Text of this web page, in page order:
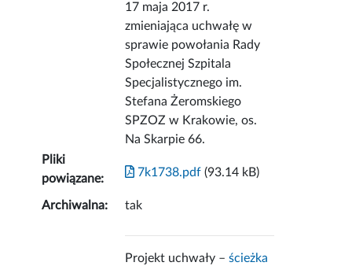
17 maja 2017 r.
zmieniająca uchwałę w
sprawie powołania Rady
Społecznej Szpitala
Specjalistycznego im.
Stefana Żeromskiego
SPZOZ w Krakowie, os.
Na Skarpie 66.
Pliki
powiązane:
7k1738.pdf (93.14 kB)
Archiwalna: tak
Projekt uchwały –ścieżka